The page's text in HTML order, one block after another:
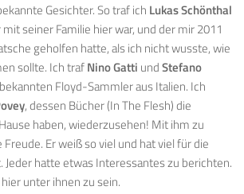
Gesichter. So traf ich Lukas Schönthal
seiner Familie hier war, und der mir 2011
geholfen hatte, als ich nicht wusste, wie
sollte. Ich trafNino Gatti undStefano
Floyd-Sammler aus Italien. Ich
, dessen Bücher (In The Flesh) die
haben, wiederzusehen! Mit ihm zu
Er weiß so viel und hat viel für die
Jeder hatte etwas Interessantes zu berichten.
unter ihnen zu sein.